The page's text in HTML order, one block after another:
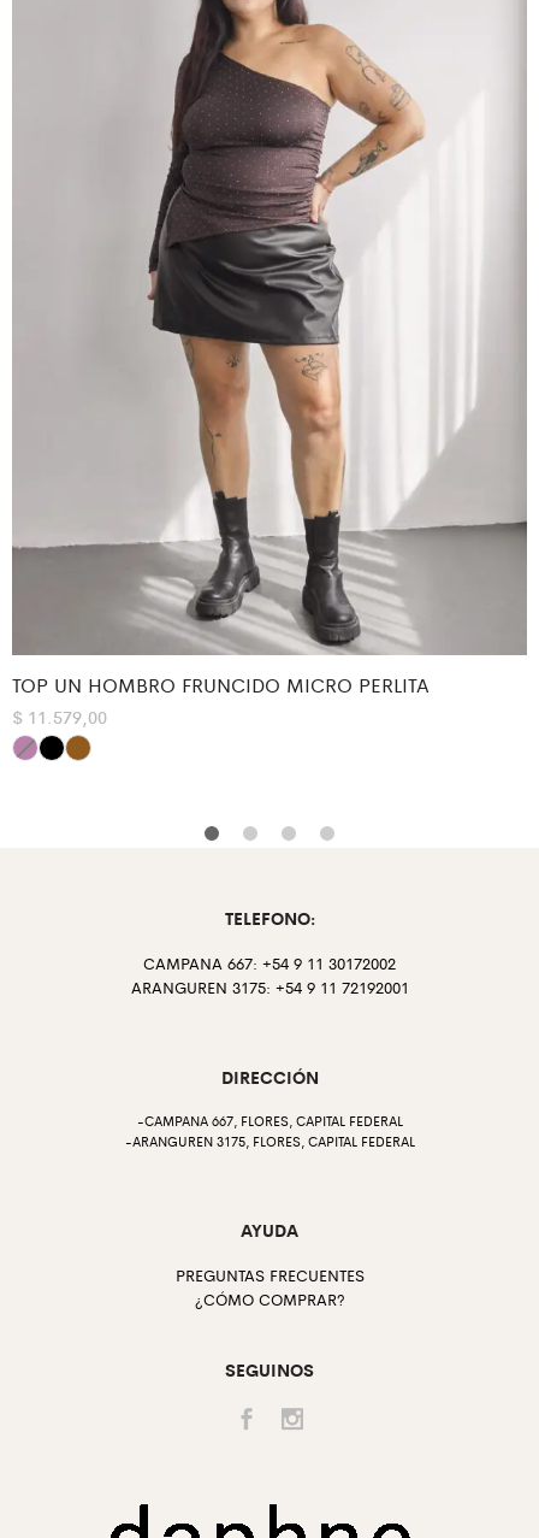
TOP UN HOMBRO FRUNCIDO MICRO PERLITA
$ 11.579,00
TELEFONO:
CAMPANA 667: +54 9 11 30172002
ARANGUREN 3175: +54 9 11 72192001
DIRECCIÓN
-CAMPANA 667, FLORES, CAPITAL FEDERAL
-ARANGUREN 3175, FLORES, CAPITAL FEDERAL
AYUDA
PREGUNTAS FRECUENTES
¿CÓMO COMPRAR?
SEGUINOS